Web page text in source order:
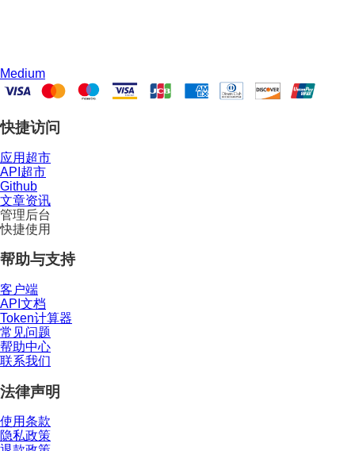
Medium
快捷访问
应用超市
API超市
Github
文章资讯
管理后台
快捷使用
帮助与支持
客户端
API文档
Token计算器
常见问题
帮助中心
联系我们
法律声明
使用条款
隐私政策